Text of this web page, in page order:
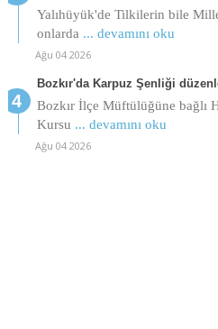
Yalıhüyük'de Tilkilerin bile
onlarda ... devamını oku
Ağu 04 2026
Bozkır'da Karpuz Şenliği
Bozkır İlçe Müftülüğüne bağlı
Kursu ... devamını oku
Ağu 04 2026